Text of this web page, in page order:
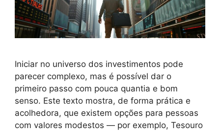
Iniciar no universo dos investimentos pode
parecer complexo, mas é possível dar o
primeiro passo com pouca quantia e bom
senso. Este texto mostra, de forma prática e
acolhedora, que existem opções para pessoas
com valores modestos — por exemplo, Tesouro